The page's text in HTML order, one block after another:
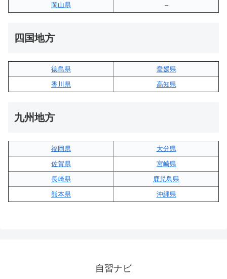
岡山県
–
四国地方
徳島県
愛媛県
香川県
高知県
九州地方
福岡県
大分県
佐賀県
宮崎県
長崎県
鹿児島県
熊本県
沖縄県
自習ナビ